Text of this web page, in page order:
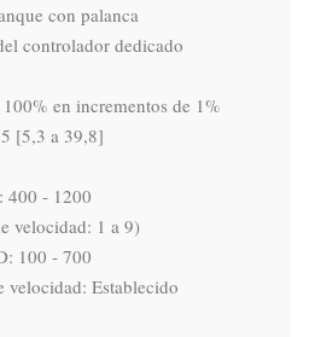
con palanca
controlador dedicado
en incrementos de 1%
[5,3 a 39,8]